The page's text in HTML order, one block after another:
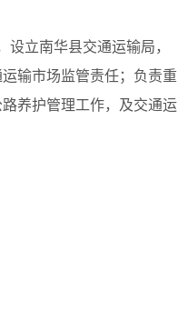
立南华县交通运输局，
输市场监管责任；负责重
养护管理工作，及交通运